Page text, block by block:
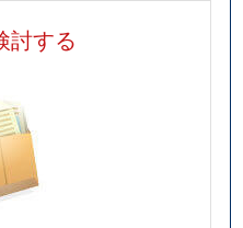
討する